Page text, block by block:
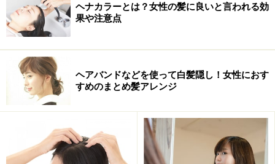
ヘナカラーとは？女性の髪に良いと言われる効
果や注意点
ヘアバンドなどを使って白髪隠し！女性におす
すめのまとめ髪アレンジ